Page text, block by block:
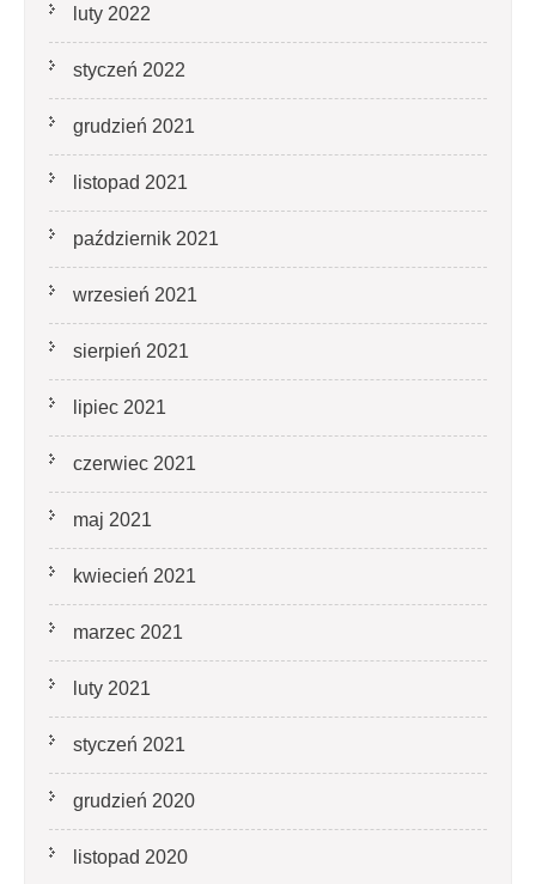
luty 2022
styczeń 2022
grudzień 2021
listopad 2021
październik 2021
wrzesień 2021
sierpień 2021
lipiec 2021
czerwiec 2021
maj 2021
kwiecień 2021
marzec 2021
luty 2021
styczeń 2021
grudzień 2020
listopad 2020